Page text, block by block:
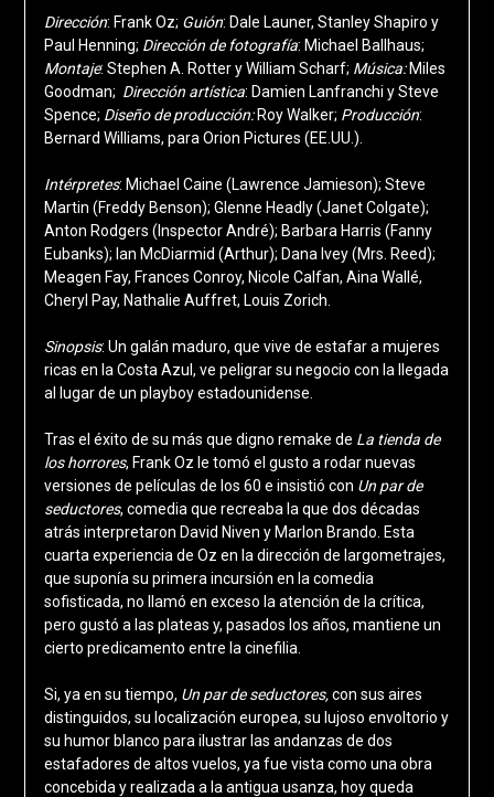
Dirección: Frank Oz; Guión: Dale Launer, Stanley Shapiro y
Paul Henning; Dirección de fotografía: Michael Ballhaus;
Montaje: Stephen A. Rotter y William Scharf; Música:Miles
Goodman; Dirección artística: Damien Lanfranchi y Steve
Spence; Diseño de producción: Roy Walker; Producción:
Bernard Williams, para Orion Pictures (EE.UU.).
Intérpretes: Michael Caine (Lawrence Jamieson); Steve
Martin (Freddy Benson); Glenne Headly (Janet Colgate);
Anton Rodgers (Inspector André); Barbara Harris (Fanny
Eubanks); Ian McDiarmid (Arthur); Dana Ivey (Mrs. Reed);
Meagen Fay, Frances Conroy, Nicole Calfan, Aina Wallé,
Cheryl Pay, Nathalie Auffret, Louis Zorich.
Sinopsis: Un galán maduro, que vive de estafar a mujeres
ricas en la Costa Azul, ve peligrar su negocio con la llegada
al lugar de un playboy estadounidense.
Tras el éxito de su más que digno remake de La tienda de
los horrores, Frank Oz le tomó el gusto a rodar nuevas
versiones de películas de los 60 e insistió con Un par de
seductores, comedia que recreaba la que dos décadas
atrás interpretaron David Niven y Marlon Brando. Esta
cuarta experiencia de Oz en la dirección de largometrajes,
que suponía su primera incursión en la comedia
sofisticada, no llamó en exceso la atención de la crítica,
pero gustó a las plateas y, pasados los años, mantiene un
cierto predicamento entre la cinefilia.
Si, ya en su tiempo, Un par de seductores,con sus aires
distinguidos, su localización europea, su lujoso envoltorio y
su humor blanco para ilustrar las andanzas de dos
estafadores de altos vuelos, ya fue vista como una obra
concebida y realizada a la antigua usanza, hoy queda